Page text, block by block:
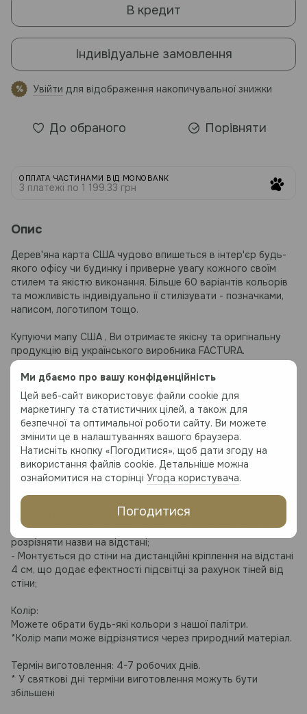
Ми дбаємо про вашу конфіденційність
Цей веб-сайт використовує файли cookie для
маркетингу та статистичних цілей, а також для
безпечної та оптимальної роботи сайту. Ви можете
змінити це в налаштуваннях вашого браузера.
Натисніть кнопку «Погодитися», щоб дати згоду на
використання файлів cookie. Детальніше можна
ознайомитися на сторінці Угода користувача.
Погодитися
В кредит
Індивідуальне замовлення
% Увійти для відображення накопичувальної знижки
До обраного Порівняти
ОПЛАТА ЧАСТИНАМИ ВІД MONOBANK
3 платежі по 1 199.33 грн
Опис
Дерев'яна карта США чудово впишеться в інтер'єр будь-
якого офісу чи будинку і приверне увагу кожного своїм
стилем та якістю виконання. Більше 60 варіантів кольорів
та можливість індивідуально її стилізувати - позначками,
написом, логотипом тощо.
Купуючи мапу США , Ви отримаєте якісну та оригінальну
продукцію від українського виробника FACTURA.
В набір карти входить:
1. Фрагменти мапи;
2. Інструкція:
Матеріал:
Високоякісний березовий шпон
Прозорий акрил 3-5 мм товщиною
- Повне гравіювання назв штатів, що дає змогу краще
розрізняти назви на відстані;
- Монтується до стіни на дистанційні кріплення на відстані
4 см, що додає ефектності підсвітці за рахунок тіней від
стіни;
Колір:
Можете обрати будь-які кольори з нашої палітри.
*Колір мапи може відрізнятися через природний матеріал.
Термін виготовлення: 4-7 робочих днів.
* У святкові дні терміни виготовлення можуть бути
збільшені